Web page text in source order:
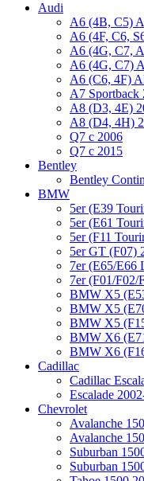
Audi
A6 (4B, C5)
A6 (4F, C6,
A6 (4G, C7,
A6 (4G, C7)
A6 (C6, 4F)
A7 Sportback
A8 (D3, 4E)
A8 (D4, 4H)
Q7 с 2006
Q7 с 2015
Bentley
Bentley
BMW
5er (E39
5er (E61
5er (F11
5er GT (F07)
7er (E65/E66
7er (F01/F02/
BMW X5
BMW X5
BMW X5
BMW X6
BMW X6
Cadillac
Cadillac
Escalade
Chevrolet
Avalanche
Avalanche
Suburban
Suburban